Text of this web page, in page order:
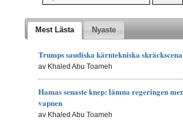
Mest Lästa Nyaste
Trumps saudiska kärntekniska
av Khaled Abu Toameh
Hamas senaste knep: lämna regeringen
vapnen
av Khaled Abu Toameh